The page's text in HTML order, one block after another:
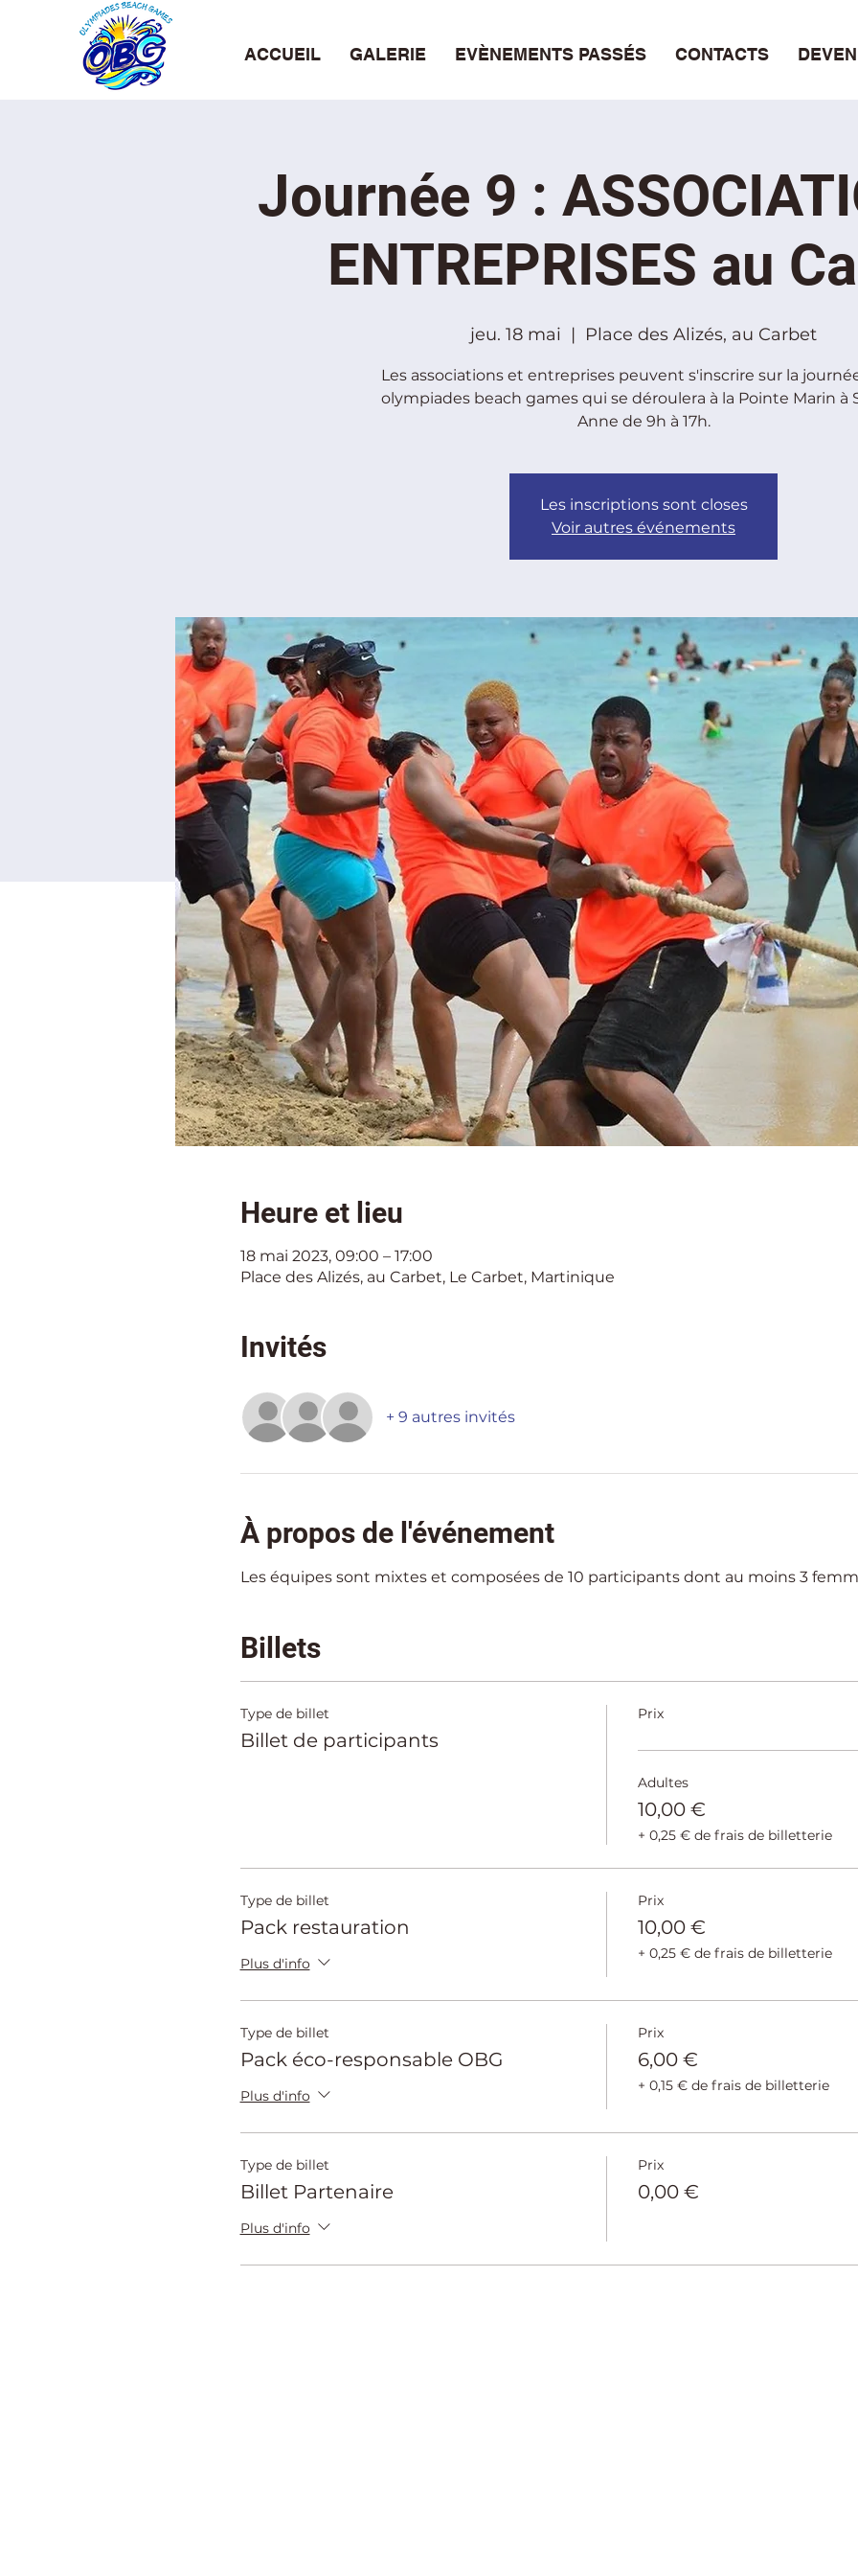
ACCUEIL GALERIE EVÈNEMENTS PASSÉS CONTACTS
Journée 9 :
ENTREPRISES au
jeu. 18 mai
  |
Place des Alizés, au Carbet
Les associations et entreprises peuvent s'inscrire sur la
olympiades beach games qui se déroulera à la Pointe Marin à
Anne de 9h à 17h.
Les inscriptions sont closes
Voir autres événements
Heure et lieu
18 mai 2023, 09:00 – 17:00
Place des Alizés, au Carbet, Le Carbet, Martinique
Invités
+ 9 autres invités
À propos de l'événement
Les équipes sont mixtes et composées de 10 participants dont au moins 3
Billets
Type de billet
Billet de participants
Prix
Adultes
10,00 €
+ 0,25 € de frais de billetterie
Type de billet
Pack restauration
Plus d'info
Prix
10,00 €
+ 0,25 € de frais de billetterie
Type de billet
Pack éco-responsable OBG
Plus d'info
Prix
6,00 €
+ 0,15 € de frais de billetterie
Type de billet
Billet Partenaire
Plus d'info
Prix
0,00 €